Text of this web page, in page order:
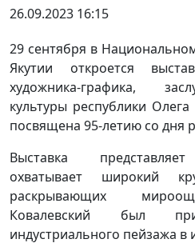
26.09.2023 16:15
29 сентября в
Якутии откроется
художника-графика,
культуры республики Олега
посвящена 95-летию со дня
Выставка
охватывает широкий
раскрывающих
Ковалевский был
индустриального пейзажа в